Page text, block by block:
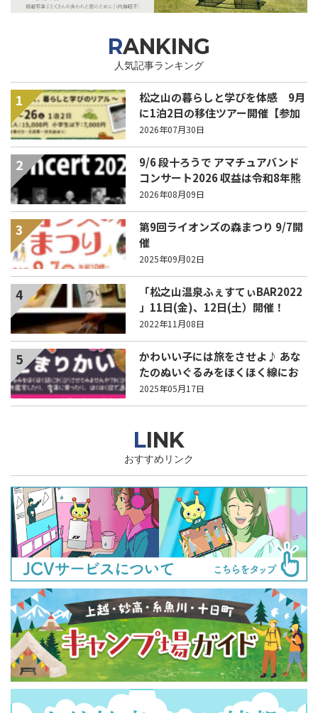
RANKING
人気記事ランキング
1
松之山の暮らしと学びを体感 9月
に1泊2日の移住ツアー開催【参加
家族募集】
2026年07月30日
2
9/6 段十ろうで アマチュアバンド
コンサート2026 収益は令和8年熊
本地震の被災地支援へ
2026年08月09日
3
第9回ライオンズの森まつり 9/7開
催
2025年09月02日
4
「松之山温泉ふぇすてぃBAR2022
」11日(金)、12日(土）開催！
2022年11月08日
5
かわいい子には旅をさせよ♪ あな
たのぬいぐるみをほくほく線にお
泊りさせてみよう！
2025年05月17日
LINK
おすすめリンク